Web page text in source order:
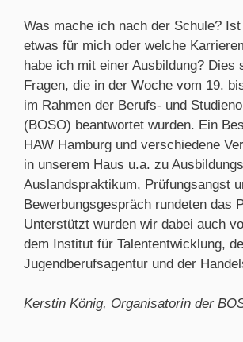
Was mache ich nach der Schule?
etwas für mich oder welche
habe ich mit einer Ausbildung? Dies
Fragen, die in der Woche vom 19.
im Rahmen der Berufs- und
(BOSO) beantwortet wurden. Ein
HAW Hamburg und verschiedene
in unserem Haus u.a. zu
Auslandspraktikum, Prüfungsangst
Bewerbungsgespräch rundeten das
Unterstützt wurden wir dabei auch
dem Institut für Talententwicklung,
Jugendberufsagentur und der
Kerstin König, Organisatorin der